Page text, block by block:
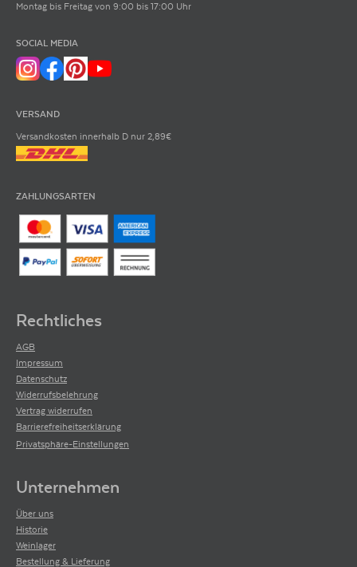
Montag bis Freitag von 9:00 bis 17:00 Uhr
SOCIAL MEDIA
VERSAND
Versandkosten innerhalb D nur 2,89€
ZAHLUNGSARTEN
Rechtliches
AGB
Impressum
Datenschutz
Widerrufsbelehrung
Vertrag widerrufen
Barrierefreiheitserklärung
Privatsphäre-Einstellungen
Unternehmen
Über uns
Historie
Weinlager
Bestellung & Lieferung